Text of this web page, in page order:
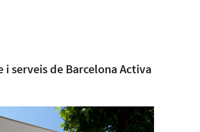
serveis de Barcelona Activa